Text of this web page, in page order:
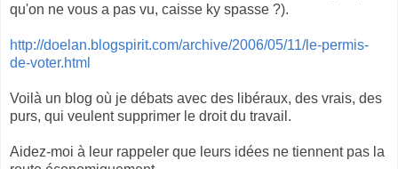
qu'on ne vous a pas vu, caisse ky spasse ?).
http://doelan.blogspirit.com/archive/2006/05/11/le-permis-
de-voter.html
Voilà un blog où je débats avec des libéraux, des vrais, des
purs, qui veulent supprimer le droit du travail.
Aidez-moi à leur rappeler que leurs idées ne tiennent pas la